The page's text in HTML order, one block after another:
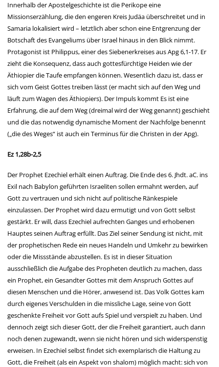
Innerhalb der Apostelgeschichte ist die Perikope eine
Missionserzählung, die den engeren Kreis Judäa überschreitet und in
Samaria lokalisiert wird – letztlich aber schon eine Entgrenzung der
Botschaft des Evangeliums über Israel hinaus in den Blick nimmt.
Protagonist ist Philippus, einer des Siebenerkreises aus Apg 6,1-17. Er
zieht die Konsequenz, dass auch gottesfürchtige Heiden wie der
Äthiopier die Taufe empfangen können. Wesentlich dazu ist, dass er
sich vom Geist Gottes treiben lässt (er macht sich auf den Weg und
läuft zum Wagen des Äthiopiers). Der Impuls kommt Es ist eine
Erfahrung, die auf dem Weg (dreimal wird der Weg genannt) geschieht
und die das notwendig dynamische Moment der Nachfolge benennt
(„die des Weges“ ist auch ein Terminus für die Christen in der Apg).
Ez 1,28b-2,5
Der Prophet Ezechiel erhält einen Auftrag. Die Ende des 6. Jhdt. aC. ins
Exil nach Babylon geführten Israeliten sollen ermahnt werden, auf
Gott zu vertrauen und sich nicht auf politische Ränkespiele
einzulassen. Der Prophet wird dazu ermutigt und von Gott selbst
gestärkt. Er will, dass Ezechiel aufrechten Ganges und erhobenen
Hauptes seinen Auftrag erfüllt. Das Ziel seiner Sendung ist nicht, mit
der prophetischen Rede ein neues Handeln und Umkehr zu bewirken
oder die Missstände abzustellen. Es ist in dieser Situation
ausschließlich die Aufgabe des Propheten deutlich zu machen, dass
ein Prophet, ein Gesandter Gottes mit dem Anspruch Gottes auf
diesen Menschen und die Hörer, anwesend ist. Das Volk Gottes kam
durch eigenes Verschulden in die missliche Lage, seine von Gott
geschenkte Freiheit vor Gott aufs Spiel und verspielt zu haben. Und
dennoch zeigt sich dieser Gott, der die Freiheit garantiert, auch dann
noch denen zugewandt, wenn sie nicht hören und sich widerspenstig
erweisen. In Ezechiel selbst findet sich exemplarisch die Haltung zu
Gott, die Freiheit (als ein Aspekt von shalom) möglich macht: sich von